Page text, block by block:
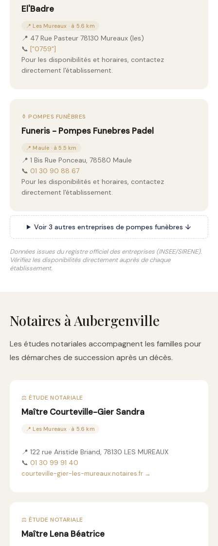
El'Badre
📍 Les Mureaux · à 5.6 km
📍 47 Rue Pasteur 78130 Mureaux (les)
📞 ["0759"]
Pour les disponibilités et horaires, contactez
directement l'établissement.
⚱️ POMPES FUNÈBRES
Funeris - Pompes Funebres Padel
📍 Maule · à 5.5 km
📍 1 Bis Rue Ponceau, 78580 Maule
📞 01 30 90 88 67
Pour les disponibilités et horaires, contactez
directement l'établissement.
Voir 3 autres entreprises de pompes funèbres ↓
Données issues du registre officiel des entreprises (INSEE/SIRENE).
Vérifiez les disponibilités directement auprès de chaque
établissement.
Notaires à Aubergenville
Les études notariales accompagnent les familles pour
les démarches de succession après un décès.
⚖️ ÉTUDE NOTARIALE
Maître Courteville-Gier Sandra
📍 Les Mureaux · à 5.6 km
📍 122 rue Aristide Briand, 78130 LES MUREAUX
📞 01 30 99 91 40
courteville-gier-les-mureaux.notaires.fr →
⚖️ ÉTUDE NOTARIALE
Maître Lena Béatrice